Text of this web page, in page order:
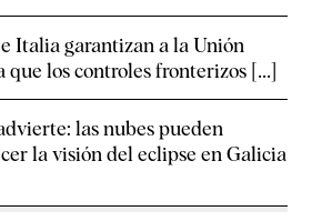
Italia garantizan a la Unión
que los controles fronterizos [...]
las nubes pueden
la visión del eclipse en Galicia